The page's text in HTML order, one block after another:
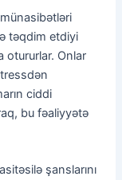
təqdim etdiyi
otururlar. Onlar
ciddi
bu fəaliyyətə
şanslarını